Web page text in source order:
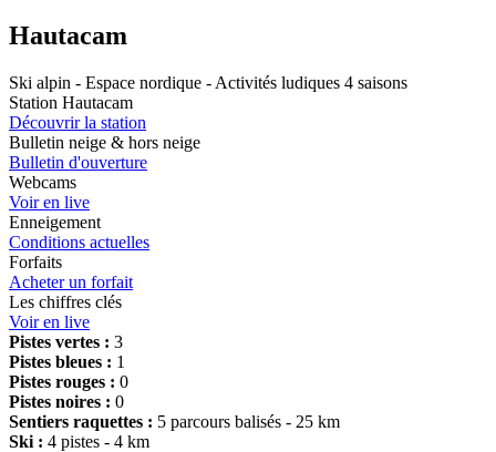
Hautacam
Ski alpin - Espace nordique - Activités ludiques 4 saisons
Station Hautacam
Découvrir la station
Bulletin neige & hors neige
Bulletin d'ouverture
Webcams
Voir en live
Enneigement
Conditions actuelles
Forfaits
Acheter un forfait
Les chiffres clés
Voir en live
Pistes vertes : 3
Pistes bleues : 1
Pistes rouges : 0
Pistes noires : 0
Sentiers raquettes : 5 parcours balisés - 25 km
Ski : 4 pistes - 4 km